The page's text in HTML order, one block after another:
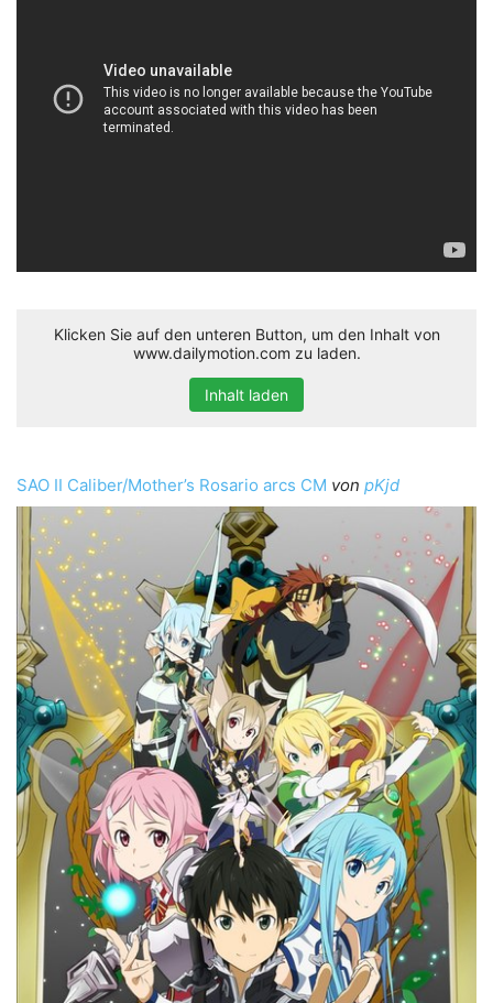
Klicken Sie auf den unteren Button, um den Inhalt von
www.dailymotion.com zu laden.
Inhalt laden
SAO II Caliber/Mother’s Rosario arcs CM von pKjd